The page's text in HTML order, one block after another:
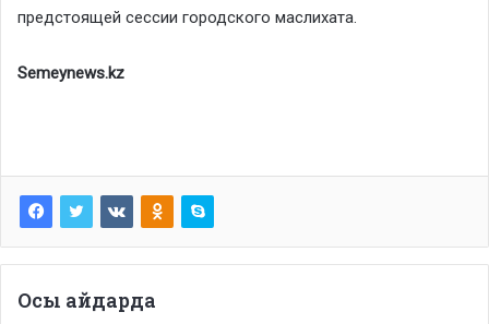
предстоящей сессии городского маслихата.
Semeynews.kz
Осы айдарда